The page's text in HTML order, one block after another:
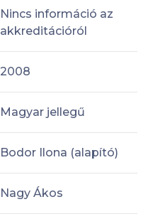
Nincs információ az
akkreditációról
2008
Magyar jellegű
Bodor Ilona (alapító)
Nagy Ákos